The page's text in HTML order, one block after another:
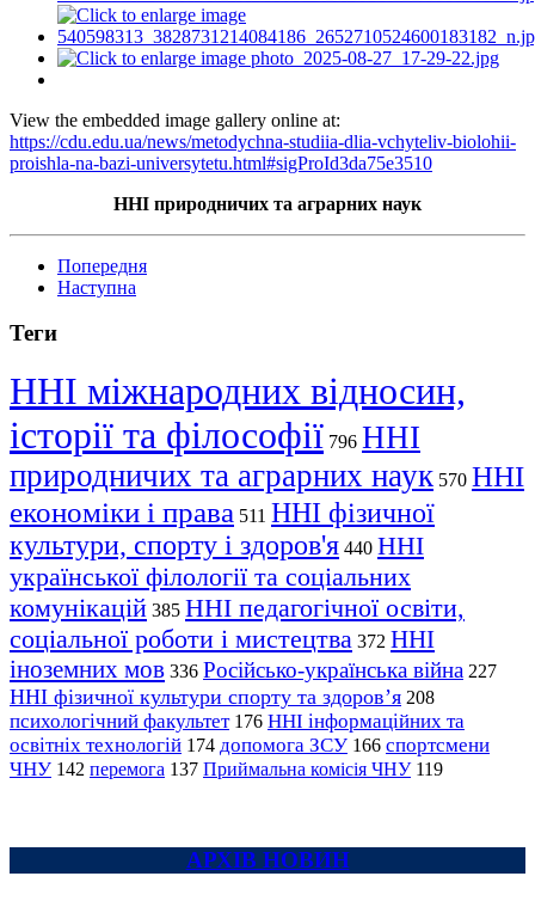
View the embedded image gallery online at:
https://cdu.edu.ua/news/metodychna-studiia-dlia-vchyteliv-biolohii-
proishla-na-bazi-universytetu.html#sigProId3da75e3510
ННІ природничих та аграрних наук
Попередня
Наступна
Теги
ННІ міжнародних відносин,
історії та філософії 796 ННІ
природничих та аграрних наук 570 ННІ
економіки і права 511 ННІ фізичної
культури, спорту і здоров'я 440 ННІ
української філології та соціальних
комунікацій 385 ННІ педагогічної освіти,
соціальної роботи і мистецтва 372 ННІ
іноземних мов 336 Російсько-українська війна 227
ННІ фізичної культури спорту та здоров’я 208
психологічний факультет 176 ННІ інформаційних та
освітніх технологій 174 допомога ЗСУ 166 спортсмени
ЧНУ 142 перемога 137 Приймальна комісія ЧНУ 119
АРХІВ НОВИН